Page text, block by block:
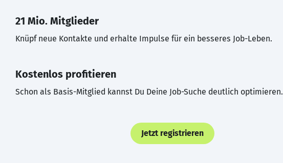
21 Mio. Mitglieder
Knüpf neue Kontakte und erhalte Impulse für ein besseres Job-Leben.
Kostenlos profitieren
Schon als Basis-Mitglied kannst Du Deine Job-Suche deutlich optimieren.
Jetzt registrieren